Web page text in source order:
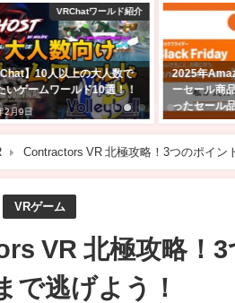
amazon
2025年Amazonブラックフライデ
ーセール商品はどれ？私の気にな
ったセール品を紹介
う！ア
きる方
Contractors VR 北極攻略！3つのポイン
VRゲーム
VR 北極攻略！
で逃げよう！